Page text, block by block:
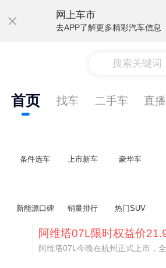
网上车市
去APP了解更多精彩汽车信息
搜索关键词
首页 找车 二手车 直播
条件选车 上市新车 豪华车
新能源口碑 销量排行 热门SUV